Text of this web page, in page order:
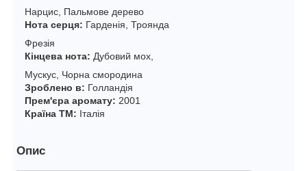
Нарцис, Пальмове дерево
Нота серця: Гарденія, Троянда
Фрезія
Кінцева нота: Дубовий мох,
Мускус, Чорна смородина
Зроблено в: Голландія
Прем'єра аромату: 2001
Країна ТМ: Італія
Опис